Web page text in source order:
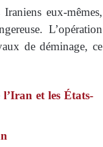
eux-mêmes,
L’opération
de déminage, ce
et les États-